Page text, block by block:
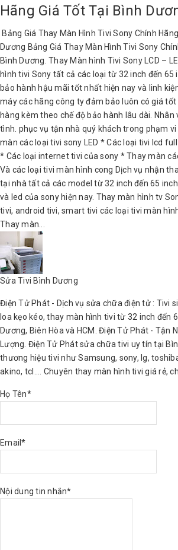
Hãng Giá Tốt Tại Bình
Bảng Giá Thay Màn Hình Tivi Sony Chính
Dương Bảng Giá Thay Màn Hình Tivi Sony
Bình Dương. Thay Màn hình Tivi Sony LCD –
hình tivi Sony tất cả các loại từ 32 inch đến 65
bảo hành hậu mãi tốt nhất hiện nay và linh
máy các hãng công ty đảm bảo luôn có giá
hàng kèm theo chế độ bảo hành lâu dài.
tình. phục vụ tận nhà quý khách trong phạm
màn các loại tivi sony LED * Các loại tivi lcd
* Các loại internet tivi của sony * Thay màn
Và các loại tivi màn hình cong Dịch vụ nhận
tại nhà tất cả các model từ 32 inch đến 65
và led của sony hiện nay. Thay màn hình tv
tivi, android tivi, smart tivi các loại tivi màn
Thay màn...
Sửa Tivi Bình Dương
Điện Tử Phát - Dịch vụ sửa chữa điện tử : Tivi
loa kẹo kéo, thay màn hình tivi từ 32 inch đến
Dương, Biên Hòa và HCM. Điện Tử Phát - Tận
Lượng. Điện Tử Phát sửa chữa tivi uy tín tại
thương hiệu tivi như Samsung, sony, lg,
akino, tcl.... Chuyên thay màn hình tivi giá rẻ,
Họ Tên*
Email*
Nội dung tin nhắn*